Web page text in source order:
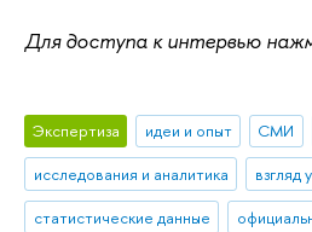
Для доступа к интервью
Экспертиза идеи и опыт СМИ
исследования и аналитика
взгляд
статистические данные